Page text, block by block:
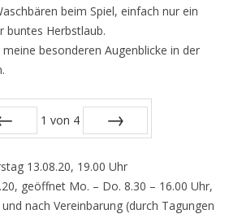
beim Spiel, einfach nur ein
buntes Herbstlaub.
besonderen Augenblicke in der
1 von 4
13.08.20, 19.00 Uhr
geöffnet Mo. – Do. 8.30 – 16.00 Uhr,
nach Vereinbarung (durch Tagungen